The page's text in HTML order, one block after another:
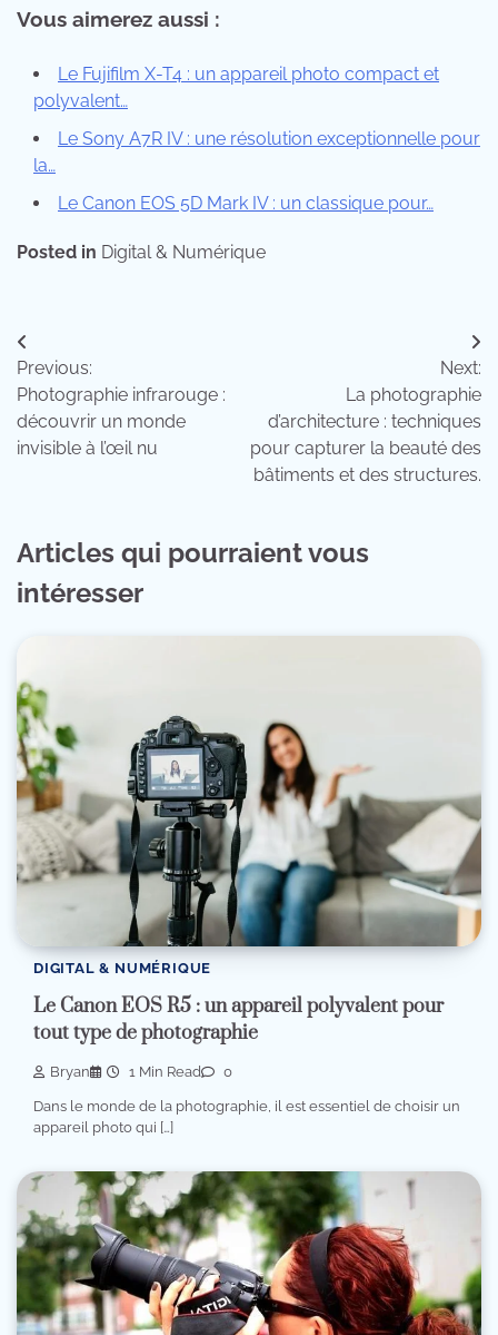
Vous aimerez aussi :
Le Fujifilm X-T4 : un appareil photo compact et
polyvalent…
Le Sony A7R IV : une résolution exceptionnelle pour
la…
Le Canon EOS 5D Mark IV : un classique pour…
Posted in Digital & Numérique
Navigation
de
l’article
Previous:
Photographie infrarouge :
découvrir un monde
invisible à l’œil nu
Next:
La photographie
d’architecture : techniques
pour capturer la beauté des
bâtiments et des structures.
Articles qui pourraient vous
intéresser
DIGITAL & NUMÉRIQUE
Le Canon EOS R5 : un appareil polyvalent pour
tout type de photographie
Bryan 1 Min Read 0
Dans le monde de la photographie, il est essentiel de choisir un
appareil photo qui […]